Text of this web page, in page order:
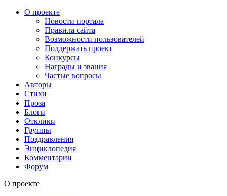
О проекте
Новости портала
Правила сайта
Возможности пользователей
Поддержать проект
Конкурсы
Награды и звания
Частые вопросы
Авторы
Стихи
Проза
Блоги
Отклики
Группы
Поздравления
Энциклопедия
Комментарии
Форум
О проекте